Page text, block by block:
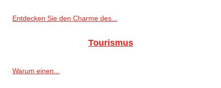
Entdecken Sie den Charme des...
Tourismus
Warum einen...